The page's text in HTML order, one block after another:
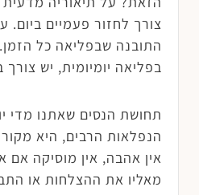
צורך לחזור פעמיים ביום.
התובנה שבפליאה כל הזמן.
בפליאה יומיומית, יש צורך
תחושת הנסים שאתנו מדי
הנפלאות הרבים, היא
אין אהבה, אין מוסיקה אם
מאליו את ההצלחות או